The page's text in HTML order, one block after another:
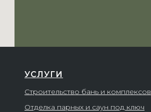
УСЛУГИ
Строительство бань и комплексов
Отделка парных и саун под ключ